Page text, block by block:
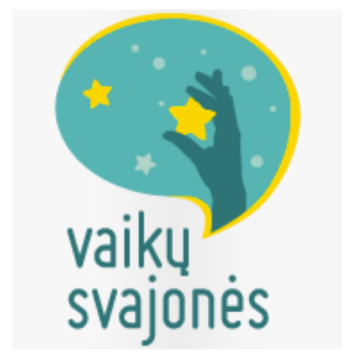
neįsivaizdavo, kad atsiras programavimo
industrija, mes neįsivaizduojame, ką veiks mūsų
vaikai po dvidešimties metų. Tad mes realiai
galime tik įvardyti tas problemas, kurios yra
Lietuvoje. Jos yra lygiai tokios pačios visame
pasaulyje. Ir taip niekur nuo to negali tiesiog
dingti. Prieš kelerius metus buvo žinutė, kad iš
Švedijos yra iškeltas paskutinis siuvimo fabrikas.
Nors neliko Švedijoje siuvimo fabrikų, bet dėl to
nesumažėjo drabužių. Švedai irgi turėjo
apsispręsti, ar jie orientuojasi į mažą pridėtinę
vertę bei mažus atlyginimus, nes negali
siuvėjams, kurie dirba mechaninį darbą, mokėti
didelio atlyginimo, ar geriau juos perkvalifikuos ir
jie dirbs kitą, bet geriau apmokamą darbą.